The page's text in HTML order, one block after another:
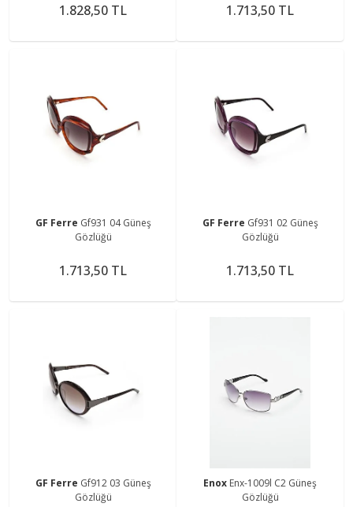
1.828,50 TL 1.713,50 TL
GF Ferre Gf931 04 Güneş
Gözlüğü
1.713,50 TL
GF Ferre Gf931 02 Güneş
Gözlüğü
1.713,50 TL
GF Ferre Gf912 03 Güneş
Gözlüğü
Enox Enx-1009l C2 Güneş
Gözlüğü